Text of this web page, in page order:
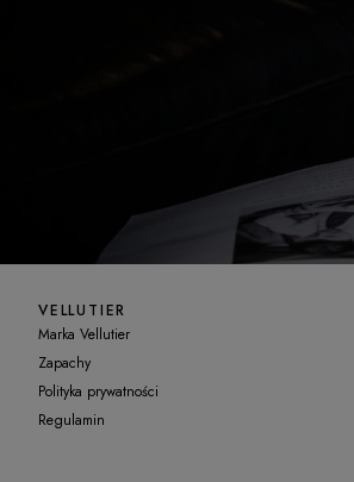
VELLUTIER
Marka Vellutier
Zapachy
Polityka prywatności
Regulamin